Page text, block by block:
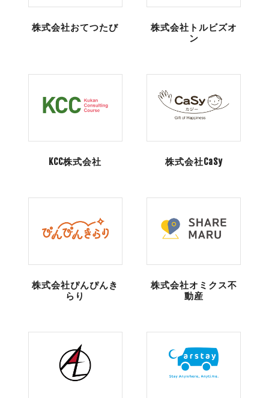
株式会社おてつたび
株式会社トルビズオ
ン
KCC株式会社 株式会社CaSy
株式会社ぴんぴんき
らり
株式会社オミクス不
動産